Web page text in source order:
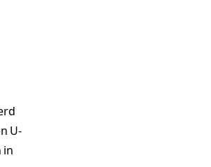
U-
in